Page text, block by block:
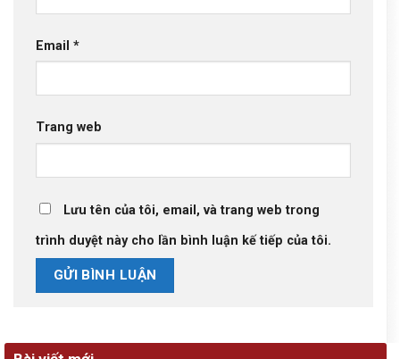
Email *
Trang web
Lưu tên của tôi, email, và trang web trong
trình duyệt này cho lần bình luận kế tiếp của tôi.